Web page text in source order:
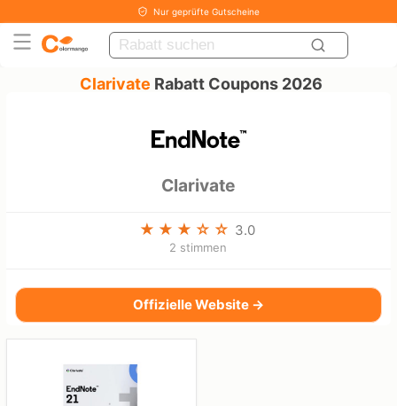
Nur geprüfte Gutscheine
Clarivate Rabatt Coupons 2026
Clarivate
3.0
2 stimmen
Offizielle Website →